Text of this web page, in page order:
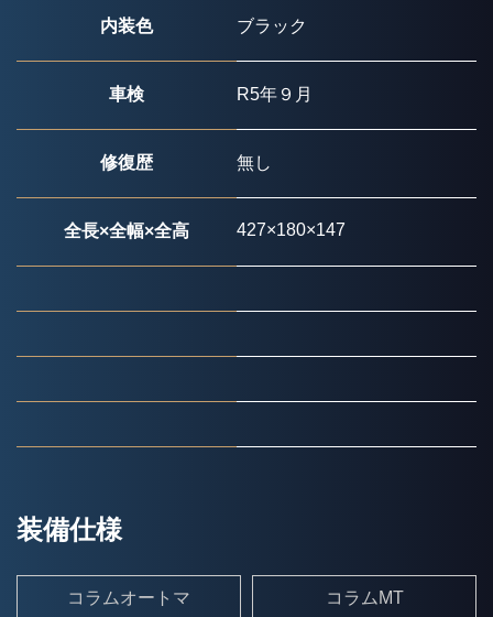
内装色 ブラック
車検 R5年９月
修復歴 無し
全長×全幅×全高 427×180×147
装備仕様
コラムオートマ コラムMT